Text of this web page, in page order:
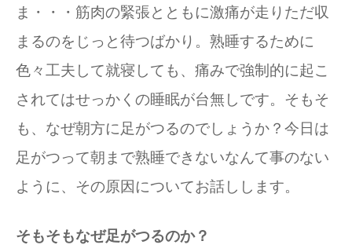
ま・・・筋肉の緊張とともに激痛が走りただ収
まるのをじっと待つばかり。熟睡するために
色々工夫して就寝しても、痛みで強制的に起こ
されてはせっかくの睡眠が台無しです。そもそ
も、なぜ朝方に足がつるのでしょうか？今日は
足がつって朝まで熟睡できないなんて事のない
ように、その原因についてお話しします。
そもそもなぜ足がつるのか？